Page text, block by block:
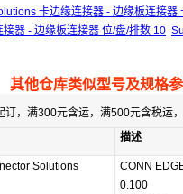
卡边缘连接器 - 边缘板连接器
接器 - 边缘板连接器 位/盘/排数 10
其他仓库类似型号及规格
，满300元含运，满500元含税运
描述
Solutions
CONN
0.100